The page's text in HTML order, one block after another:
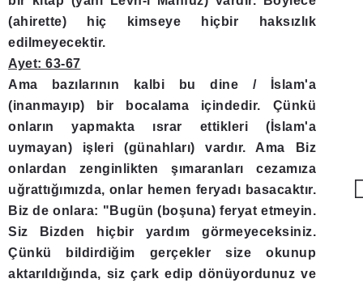
(ahirette) hiç kimseye hiçbir haksızlık
edilmeyecektir.
Ayet: 63-67
Ama bazılarının kalbi bu dine / İslam'a
(inanmayıp) bir bocalama içindedir. Çünkü
onların yapmakta ısrar ettikleri (İslam'a
uymayan) işleri (günahları) vardır. Ama Biz
onlardan zenginlikten şımaranları cezamıza
uğrattığımızda, onlar hemen feryadı basacaktır.
Biz de onlara: "Bugün (boşuna) feryat etmeyin.
Siz Bizden hiçbir yardım görmeyeceksiniz.
Çünkü bildirdiğim gerçekler size okunup
aktarıldığında, siz çark edip dönüyordunuz ve